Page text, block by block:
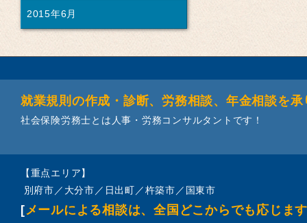
2015年6月
就業規則の作成・診断、労務相談、年金相談を承
社会保険労務士とは人事・労務コンサルタントです！
【重点エリア】
別府市／大分市／日出町／杵築市／国東市
[メールによる相談は、全国どこからでも応じま